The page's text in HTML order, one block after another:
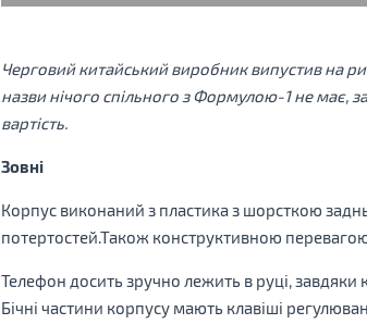
Черговий китайський виробник випустив на
назви нічого спільного з Формулою-1 не має,
вартість.
Зовні
Корпус виконаний з пластика з шорсткою
потертостей.Також конструктивною
Телефон досить зручно лежить в руці,
Бічні частини корпусу мають клавіші